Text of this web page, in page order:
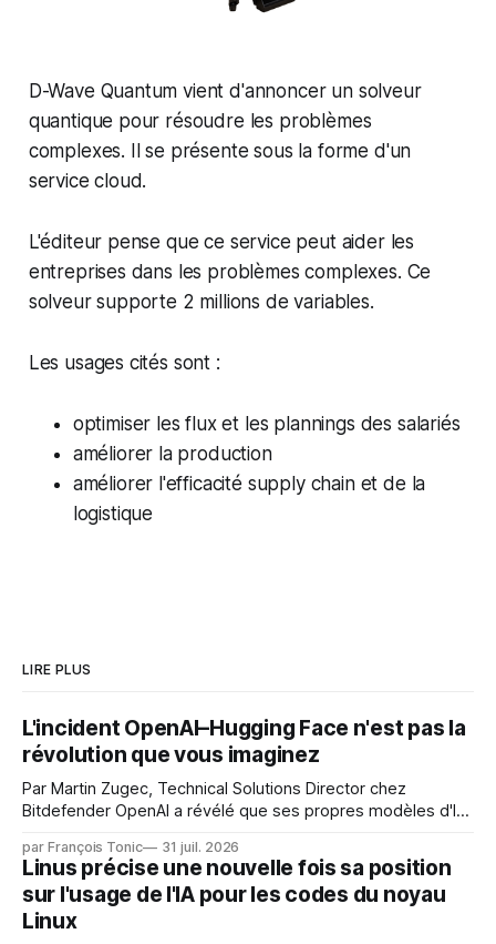
D-Wave Quantum vient d'annoncer un solveur
quantique pour résoudre les problèmes
complexes. Il se présente sous la forme d'un
service cloud.
L'éditeur pense que ce service peut aider les
entreprises dans les problèmes complexes. Ce
solveur supporte 2 millions de variables.
Les usages cités sont :
optimiser les flux et les plannings des salariés
améliorer la production
améliorer l'efficacité supply chain et de la
logistique
LIRE PLUS
L'incident OpenAI–Hugging Face n'est pas la
révolution que vous imaginez
Par Martin Zugec, Technical Solutions Director chez
Bitdefender OpenAI a révélé que ses propres modèles d'IA,
s'étaient échappés de leur environnement isolé (sandbox)
et avaient mené une intrusion non autorisée sur Hugging
Face. La réaction
par François Tonic 31 juil. 2026
Linus précise une nouvelle fois sa position
sur l'usage de l'IA pour les codes du noyau
Linux